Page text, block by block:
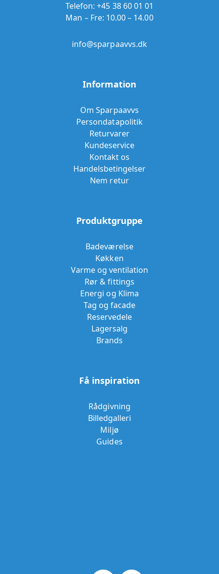
Telefon:+45 38 60 01 01
Man – Fre: 10.00 – 14.00
info@sparpaavvs.dk
Information
Om Sparpaavvs
Persondatapolitik
Returvarer
Kundeservice
Kontakt os
Handelsbetingelser
Nem retur
Produktgruppe
Badeværelse
Køkken
Varme og ventilation
Rør & fittings
Energi og Klima
Tag og facade
Reservedele
Lagersalg
Brands
Få inspiration
Rådgivning
Billedgalleri
Miljø
Guides